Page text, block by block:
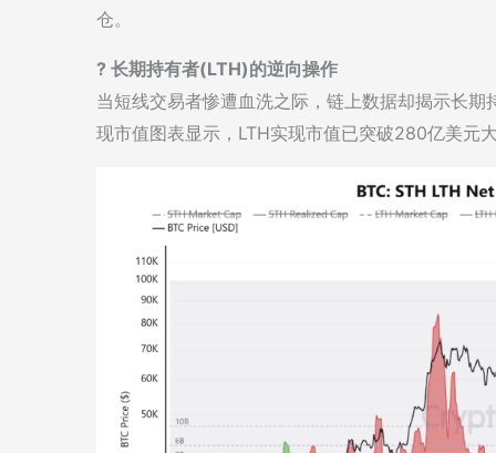
仓。
? 长期持有者(LTH)的逆向操作
当短线交易者惨遭血洗之际，链上数据却揭示长
现市值图表显示，LTH实现市值已突破280亿美元